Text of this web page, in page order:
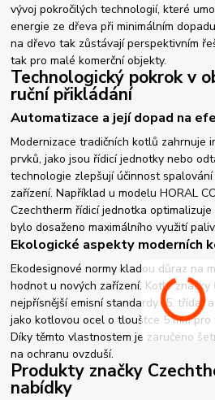
vývoj pokročilých technologií, které
energie ze dřeva při minimálním
na dřevo tak zůstávají perspektivním
tak pro malé komerční objekty.
Technologický pokrok v
ruční přikládání
Automatizace a její dopad na
Modernizace tradičních kotlů zahrnuje
prvků, jako jsou řídicí jednotky nebo
technologie zlepšují účinnost
zařízení. Například u modelu HORAL
Czechtherm řídicí jednotka
bylo dosaženo maximálního využití
Ekologické aspekty moderních
Ekodesignové normy kladou důraz na
hodnot u nových zařízení. Kotle značky
nejpřísnější emisní standardy (5. třída)
jako kotlovou ocel o tloušťce 5 mm pro
Díky těmto vlastnostem je zaručeno
na ochranu ovzduší.
Produkty značky
nabídky